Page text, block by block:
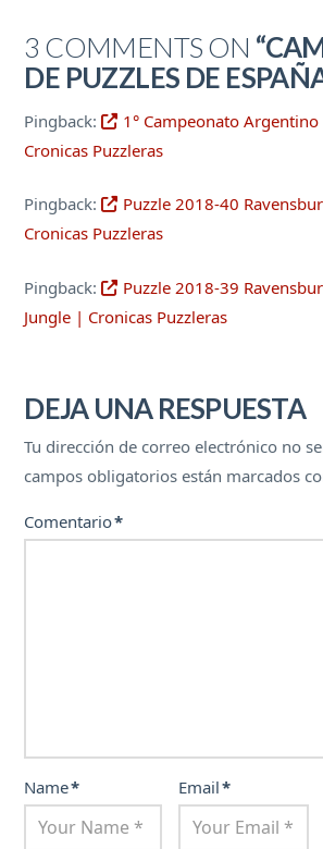
3 COMMENTS ON
DE PUZZLES DE
Pingback:
1° Campeonato Argentino
Cronicas Puzzleras
Pingback:
Puzzle 2018-40
Cronicas Puzzleras
Pingback:
Puzzle 2018-39
Jungle | Cronicas Puzzleras
DEJA UNA RESPUESTA
Tu dirección de correo electrónico no
campos obligatorios están marcados
Comentario*
Name* Email*